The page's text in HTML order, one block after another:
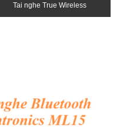
Tai nghe True Wireless